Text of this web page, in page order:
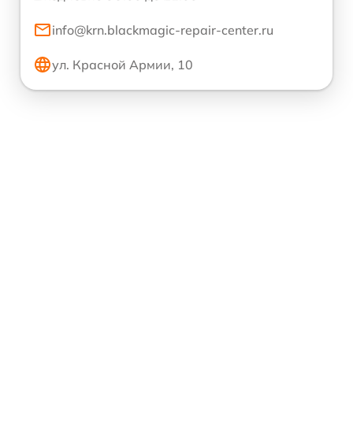
info@krn.blackmagic-repair-center.ru
ул. Красной Армии, 10